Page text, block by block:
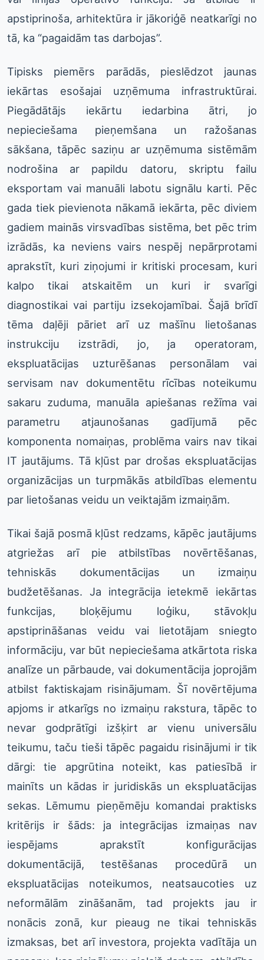
apstiprinoša, arhitektūra ir jākoriģē neatkarīgi no
tā, ka “pagaidām tas darbojas”.
Tipisks piemērs parādās, pieslēdzot jaunas
iekārtas esošajai uzņēmuma infrastruktūrai.
Piegādātājs iekārtu iedarbina ātri, jo
nepieciešama pieņemšana un ražošanas
sākšana, tāpēc saziņu ar uzņēmuma sistēmām
nodrošina ar papildu datoru, skriptu failu
eksportam vai manuāli labotu signālu karti. Pēc
gada tiek pievienota nākamā iekārta, pēc diviem
gadiem mainās virsvadības sistēma, bet pēc trim
izrādās, ka neviens vairs nespēj nepārprotami
aprakstīt, kuri ziņojumi ir kritiski procesam, kuri
kalpo tikai atskaitēm un kuri ir svarīgi
diagnostikai vai partiju izsekojamībai. Šajā brīdī
tēma daļēji pāriet arī uz mašīnu lietošanas
instrukciju izstrādi, jo, ja operatoram,
ekspluatācijas uzturēšanas personālam vai
servisam nav dokumentētu rīcības noteikumu
sakaru zuduma, manuāla apiešanas režīma vai
parametru atjaunošanas gadījumā pēc
komponenta nomaiņas, problēma vairs nav tikai
IT jautājums. Tā kļūst par drošas ekspluatācijas
organizācijas un turpmākās atbildības elementu
par lietošanas veidu un veiktajām izmaiņām.
Tikai šajā posmā kļūst redzams, kāpēc jautājums
atgriežas arī pie atbilstības novērtēšanas,
tehniskās dokumentācijas un izmaiņu
budžetēšanas. Ja integrācija ietekmē iekārtas
funkcijas, bloķējumu loģiku, stāvokļu
apstiprināšanas veidu vai lietotājam sniegto
informāciju, var būt nepieciešama atkārtota riska
analīze un pārbaude, vai dokumentācija joprojām
atbilst faktiskajam risinājumam. Šī novērtējuma
apjoms ir atkarīgs no izmaiņu rakstura, tāpēc to
nevar godprātīgi izšķirt ar vienu universālu
teikumu, taču tieši tāpēc pagaidu risinājumi ir tik
dārgi: tie apgrūtina noteikt, kas patiesībā ir
mainīts un kādas ir juridiskās un ekspluatācijas
sekas. Lēmumu pieņēmēju komandai praktisks
kritērijs ir šāds: ja integrācijas izmaiņas nav
iespējams aprakstīt konfigurācijas
dokumentācijā, testēšanas procedūrā un
ekspluatācijas noteikumos, neatsaucoties uz
neformālām zināšanām, tad projekts jau ir
nonācis zonā, kur pieaug ne tikai tehniskās
izmaksas, bet arī investora, projekta vadītāja un